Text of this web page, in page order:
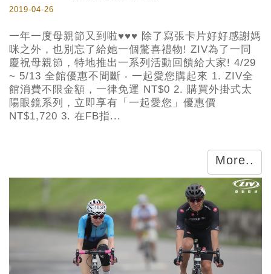
2019-04-26
一年一度母親節又到啦♥♥♥ 除了寫張卡片好好感謝媽
咪之外，也別忘了給她一個驚喜禮物! ZIV為了一同
慶祝母親節，特地推出一系列活動回饋給大家! 4/29
~ 5/13 全館優惠不間斷 ‧ 一起愛您購起來 1. ZIV全
館消費不限金額，一律免運 NT$0 2. 購買外掛式太
陽眼鏡系列，立即享有「一起愛您」優惠價
NT$1,720 3. 在FB指...
More..